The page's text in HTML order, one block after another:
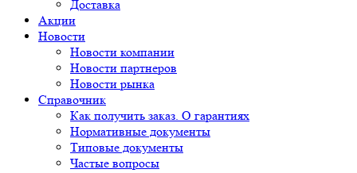
Доставка
Акции
Новости
Новости компании
Новости партнеров
Новости рынка
Справочник
Как получить заказ. О гарантиях
Нормативные документы
Типовые документы
Частые вопросы